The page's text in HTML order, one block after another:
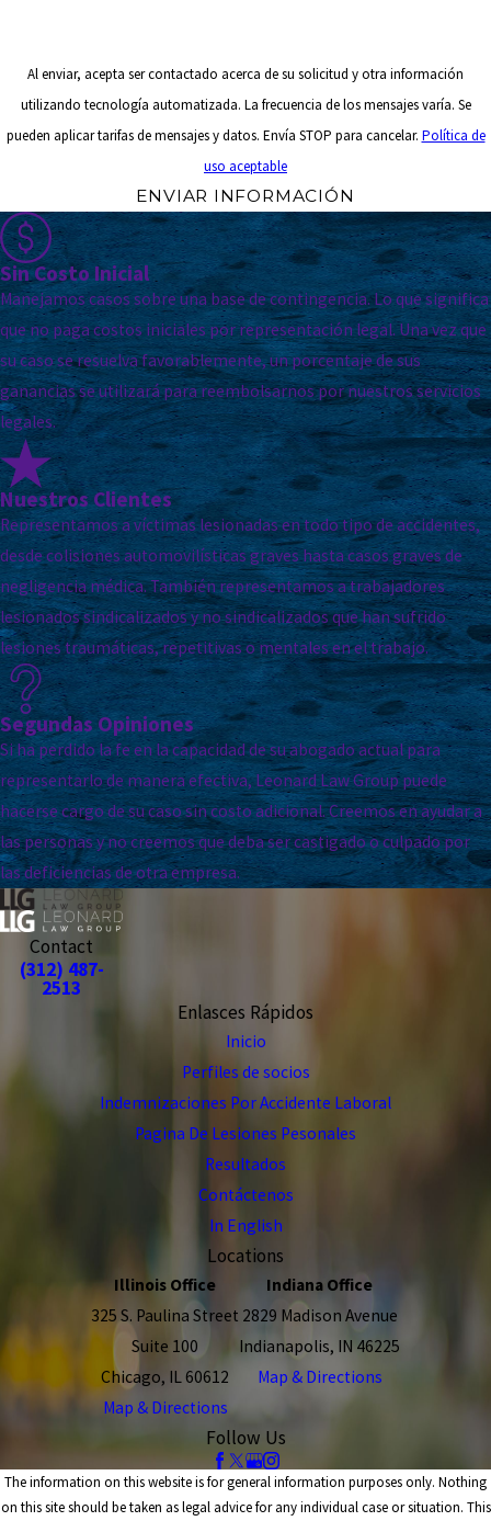
Al enviar, acepta ser contactado acerca de su solicitud y otra información
utilizando tecnología automatizada. La frecuencia de los mensajes varía. Se
pueden aplicar tarifas de mensajes y datos. Envía STOP para cancelar. Política de
uso aceptable
ENVIAR INFORMACIÓN
Sin Costo Inicial
Manejamos casos sobre una base de contingencia. Lo que significa
que no paga costos iniciales por representación legal. Una vez que
su caso se resuelva favorablemente, un porcentaje de sus
ganancias se utilizará para reembolsarnos por nuestros servicios
legales.
Nuestros Clientes
Representamos a víctimas lesionadas en todo tipo de accidentes,
desde colisiones automovilísticas graves hasta casos graves de
negligencia médica. También representamos a trabajadores
lesionados sindicalizados y no sindicalizados que han sufrido
lesiones traumáticas, repetitivas o mentales en el trabajo.
Segundas Opiniones
Si ha perdido la fe en la capacidad de su abogado actual para
representarlo de manera efectiva, Leonard Law Group puede
hacerse cargo de su caso sin costo adicional. Creemos en ayudar a
las personas y no creemos que deba ser castigado o culpado por
las deficiencias de otra empresa.
Contact
(312) 487-
2513
Enlasces Rápidos
Inicio
Perfiles de socios
Indemnizaciones Por Accidente Laboral
Pagina De Lesiones Pesonales
Resultados
Contáctenos
In English
Locations
Illinois Office
325 S. Paulina Street
Suite 100
Chicago, IL 60612
Map & Directions
Indiana Office
2829 Madison Avenue
Indianapolis, IN 46225
Map & Directions
Follow Us
The information on this website is for general information purposes only. Nothing
on this site should be taken as legal advice for any individual case or situation. This